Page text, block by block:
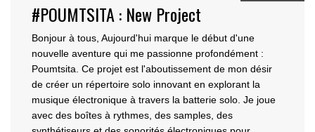
#POUMTSITA : New Project
Bonjour à tous, Aujourd'hui marque le début d'une
nouvelle aventure qui me passionne profondément :
Poumtsita. Ce projet est l'aboutissement de mon désir
de créer un répertoire solo innovant en explorant la
musique électronique à travers la batterie solo. Je joue
avec des boîtes à rythmes, des samples, des